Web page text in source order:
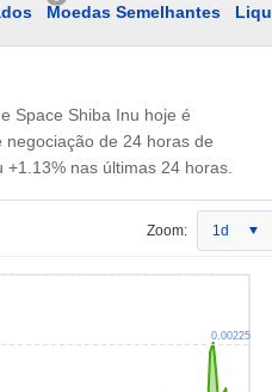
Moedas Semelhantes
Space Shiba Inu hoje é
negociação de 24 horas de
+1.13% nas últimas 24 horas.
Zoom: 1d
0.00225